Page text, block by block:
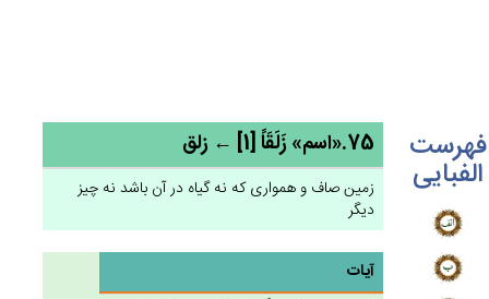
فهرست
الفبایی
75.«اسم» زَلَقَاً [1] ← زلق
زمين صاف و هموارى كه نه گياه در آن باشد نه چيز
ديگر
آیات